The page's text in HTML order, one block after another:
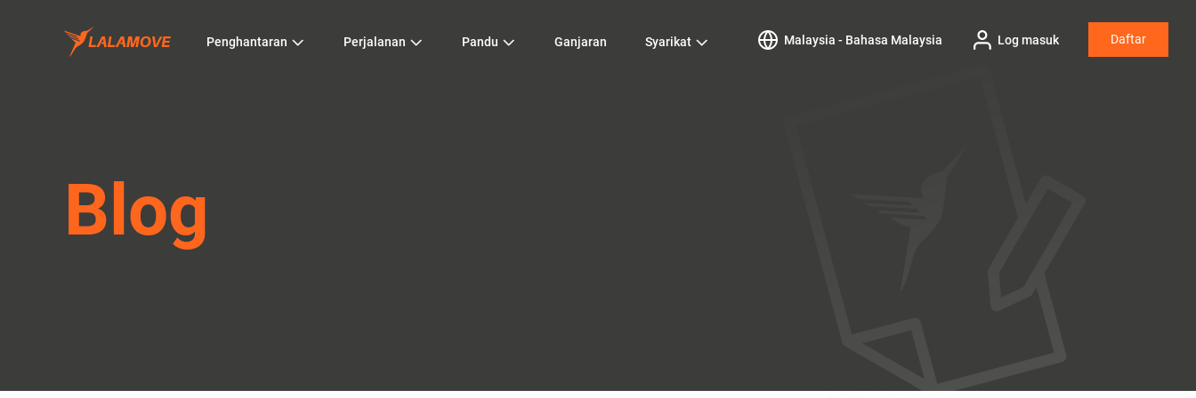
Penghantaran Perjalanan Pandu Ganjaran Syarikat Malaysia - Bahasa Malaysia Log masuk Daftar
Blog